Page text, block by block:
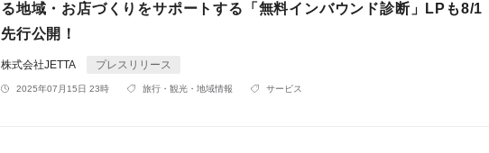
る地域・お店づくりをサポートする「無料インバウンド診断」LPも8/1
先行公開！
株式会社JETTA プレスリリース
2025年07月15日 23時 旅行・観光・地域情報 サービス